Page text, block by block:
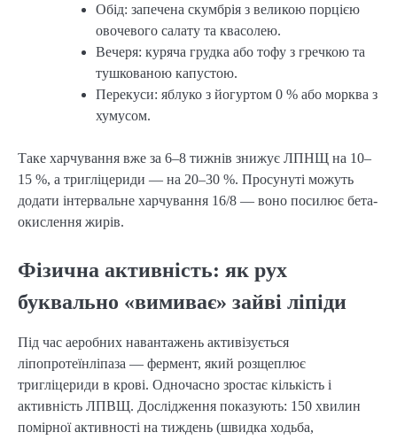
Обід: запечена скумбрія з великою порцією
овочевого салату та квасолею.
Вечеря: куряча грудка або тофу з гречкою та
тушкованою капустою.
Перекуси: яблуко з йогуртом 0 % або морква з
хумусом.
Таке харчування вже за 6–8 тижнів знижує ЛПНЩ на 10–
15 %, а тригліцериди — на 20–30 %. Просунуті можуть
додати інтервальне харчування 16/8 — воно посилює бета-
окислення жирів.
Фізична активність: як рух
буквально «вимиває» зайві ліпіди
Під час аеробних навантажень активізується
ліпопротеїнліпаза — фермент, який розщеплює
тригліцериди в крові. Одночасно зростає кількість і
активність ЛПВЩ. Дослідження показують: 150 хвилин
помірної активності на тиждень (швидка ходьба,